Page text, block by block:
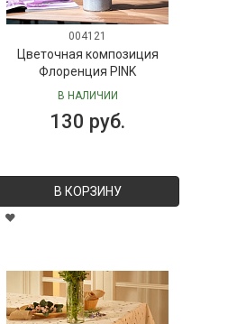
004121
Цветочная композиция
Флоренция PINK
В НАЛИЧИИ
130 руб.
В КОРЗИНУ